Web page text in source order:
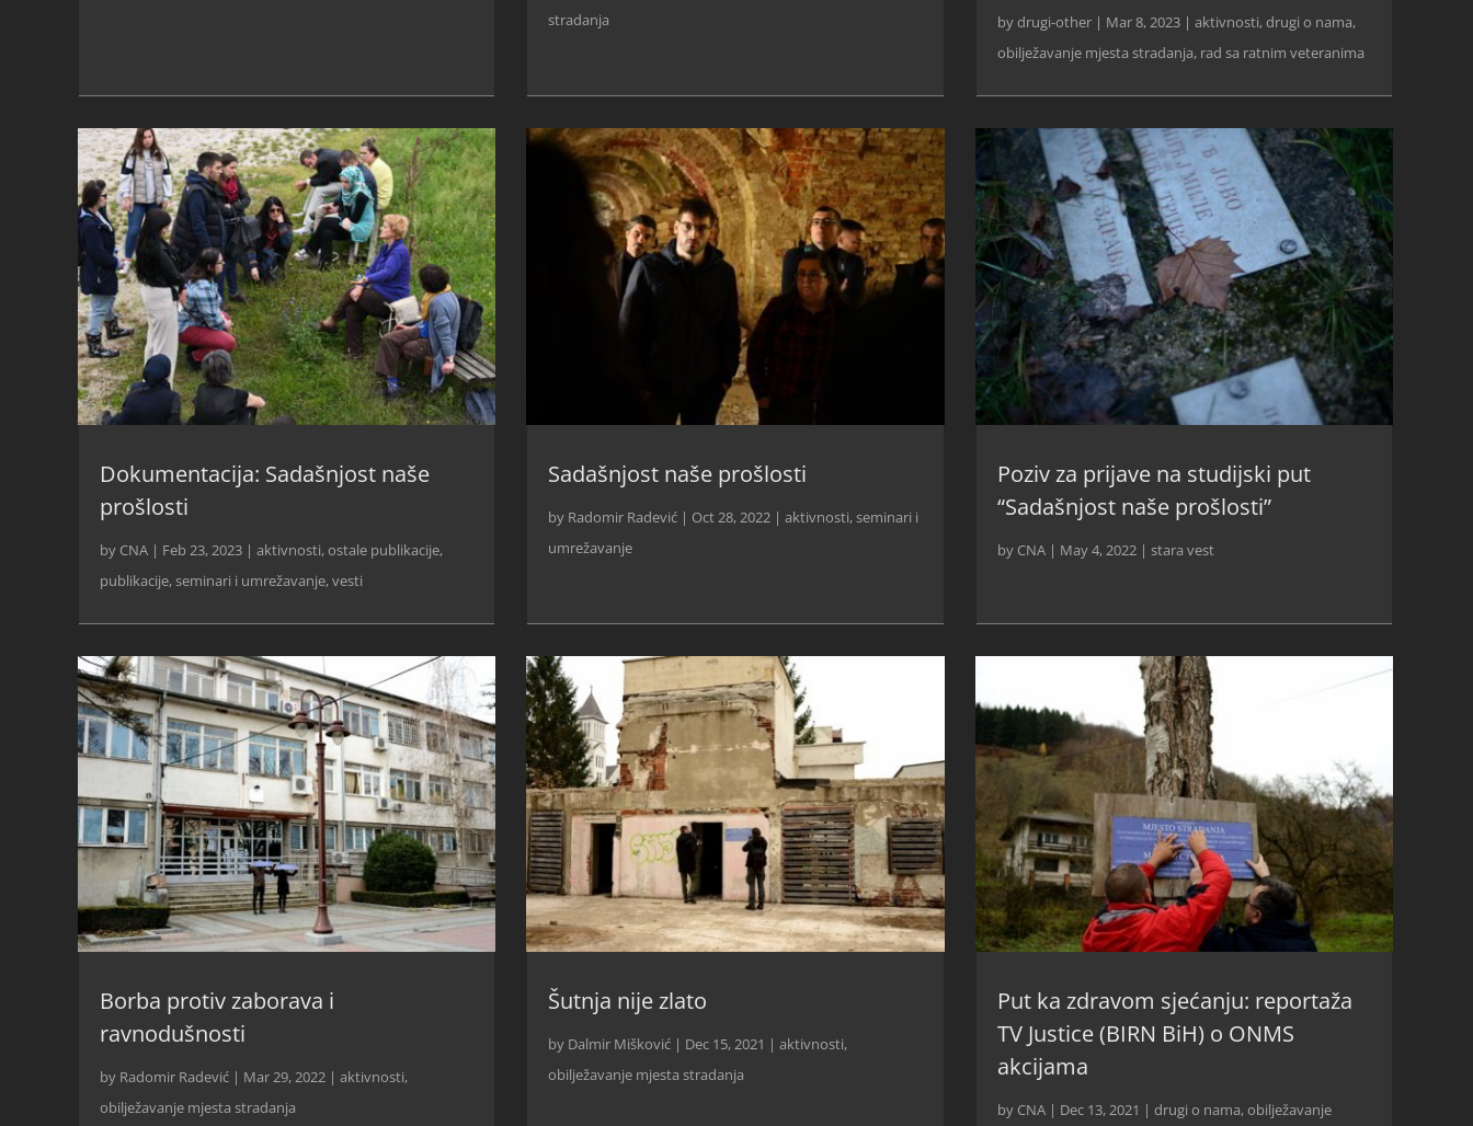
stradanja
bydrugi-other| Mar 8, 2023| aktivnosti,drugi o nama,
obilježavanje mjesta stradanja, rad sa ratnim veteranima
Dokumentacija: Sadašnjost naše
prošlosti
by CNA | Feb 23, 2023 | aktivnosti,ostale publikacije,
publikacije,seminari i umrežavanje,vesti
Sadašnjost naše prošlosti
by Radomir Radević | Oct 28, 2022 |aktivnosti,seminari i
umrežavanje
Poziv za prijave na studijski put
“Sadašnjost naše prošlosti”
by CNA| May 4, 2022| stara vest
Borba protiv zaborava i
ravnodušnosti
by Radomir Radević | Mar 29, 2022 | aktivnosti,
obilježavanje mjesta stradanja
Šutnja nije zlato
by Dalmir Mišković | Dec 15, 2021 |aktivnosti,
obilježavanje mjesta stradanja
Put ka zdravom sjećanju: reportaža
TV Justice (BIRN BiH) o ONMS
akcijama
by CNA| Dec 13, 2021 | drugi o nama,obilježavanje